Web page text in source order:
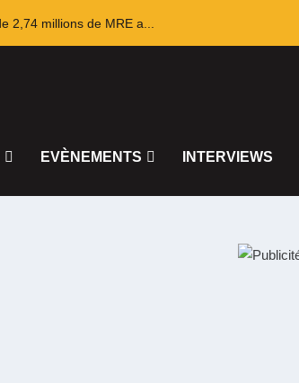
2,74 millions de MRE a...
EVÈNEMENTS INTERVIEWS